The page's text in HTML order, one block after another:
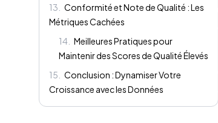
13
Conformité et Note de Qualité : Les
Métriques Cachées
14
Meilleures Pratiques pour
Maintenir des Scores de Qualité Élevés
15
Conclusion : Dynamiser Votre
Croissance avec les Données